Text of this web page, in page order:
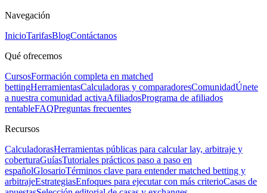
Navegación
InicioTarifasBlogContáctanos
Qué ofrecemos
CursosFormación completa en matched
bettingHerramientasCalculadoras y comparadoresComunidadÚnete
a nuestra comunidad activaAfiliadosPrograma de afiliados
rentableFAQPreguntas frecuentes
Recursos
CalculadorasHerramientas públicas para calcular lay, arbitraje y
coberturaGuíasTutoriales prácticos paso a paso en
españolGlosarioTérminos clave para entender matched betting y
arbitrajeEstrategiasEnfoques para ejecutar con más criterioCasas de